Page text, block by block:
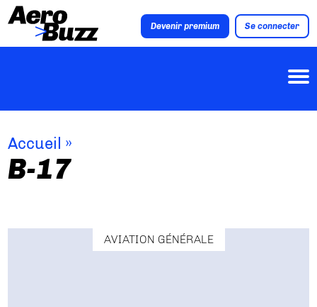
Devenir premium Se connecter
Accueil »
B-17
AVIATION GÉNÉRALE